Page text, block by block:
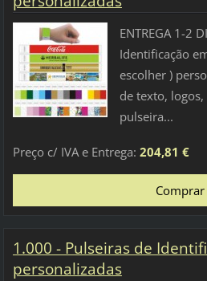
ENTREGA 1-2
Identificação
escolher )
de texto,
pulseira...
Preço c/ IVA e Entrega: 204,81 €
1.000 - Pulseiras de
personalizadas